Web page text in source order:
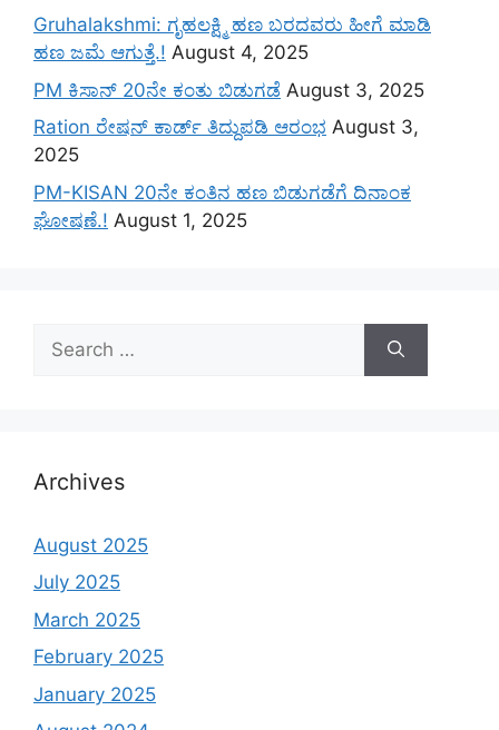
Gruhalakshmi: ಗೃಹಲಕ್ಷ್ಮಿ ಹಣ ಬರದವರು ಹೀಗೆ ಮಾಡಿ
ಹಣ ಜಮೆ‌ ಆಗುತ್ತೆ.! August 4, 2025
PM ಕಿಸಾನ್ 20ನೇ ಕಂತು ಬಿಡುಗಡೆ August 3, 2025
Ration ರೇಷನ್ ಕಾರ್ಡ್ ತಿದ್ದುಪಡಿ ಆರಂಭ August 3,
2025
PM-KISAN 20ನೇ ಕಂತಿನ ಹಣ ಬಿಡುಗಡೆಗೆ ದಿನಾಂಕ
ಘೋಷಣೆ.! August 1, 2025
for:
Archives
August 2025
July 2025
March 2025
February 2025
January 2025